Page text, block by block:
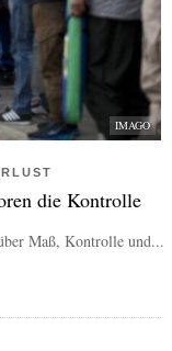
IMAGO
die Kontrolle
Maß, Kontrolle und...